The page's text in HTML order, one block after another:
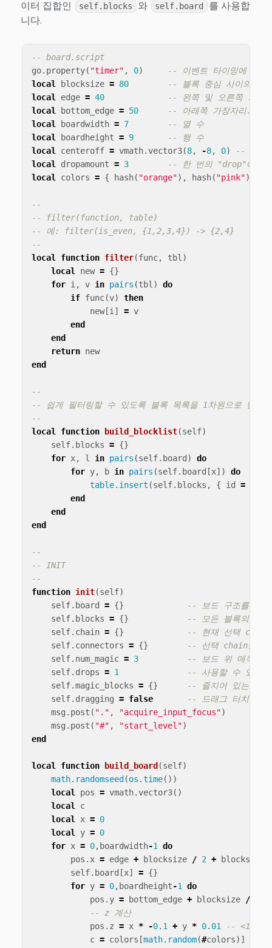
이터 집합인
self.blocks 와 self.board
를 사용합
니다.
-- board.script
go. property( "timer" , 0)
-- 이벤트 타이밍에 사용
local
blocksize = 80
-- 블록 중심 사이의 거
local edge = 40
-- 왼쪽 및 오른쪽 가장
local
bottom_edge = 50
-- 아래쪽 가장자리.
local
boardwidth = 7
-- 열 수
local
boardheight = 9
-- 행 수
local centeroff = vmath.vector3(8, -8, 0)
-- 블록
local dropamount = 3
-- 한 번의 "drop"에서
local colors = { hash( "orange"), hash( "pink"),
--
-- filter(function, table)
-- 예: filter(is_even, {1,2,3,4}) -> {2,4}
--
local function filter(func, tbl)
local new = {}
for i, v in pairs (tbl)
do
if func(v)
then
new[i] = v
end
end
return new
end
--
-- 쉽게 필터링할 수 있도록 블록 목록을 1차원으로 만듭
--
local function build_blocklist(self)
self. blocks = {}
for x, l in pairs (self. board )
do
for y, b in pairs (self. board [x])
do
table.insert (self. blocks , { id =
end
end
end
--
-- INIT
--
function init(self)
self. board = {}
-- 보드 구조를 담
self. blocks = {}
-- 모든 블록의 목
self. chain = {}
-- 현재 선택 chain
self. connectors = {}
-- 선택 chain을 표
self. num_magic = 3
-- 보드 위 매직 블
self. drops = 1
-- 사용할 수 있는
self.magic_blocks = {}
-- 줄지어 있는 매
self. dragging = false
-- 드래그 터치 입력
msg . post ( "." , "acquire_input_focus")
msg . post ( "#" , "start_level")
end
local function build_board (self)
math.randomseed (os.time())
local pos = vmath.vector3()
local c
local x = 0
local y = 0
for x = 0, boardwidth-1 do
pos .x = edge + blocksize / 2 + blocksize
self. board [x] = {}
for y = 0, boardheight-1 do
pos . y = bottom_edge + blocksize /
-- z 계산
pos . z = x * -0. 1 + y * 0. 01
-- <1>
c = colors [math.random(#colors)]